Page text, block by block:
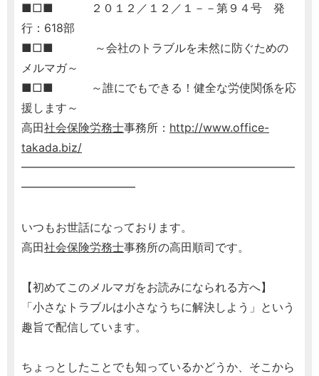
■□■ ２０１２／１２／１－－第９４号 発
行：618部
■□■ ～会社のトラブルを未然に防ぐための
メルマガ～
■□■ ～誰にでもできる！健全な労使関係を応
援します～
高田社会保険労務士事務所： http://www.office-
takada.biz/
━━━━━━━━━━━━━━━━━━━━━━━━
━━━━━━━━━━
いつもお世話になっております。
高田社会保険労務士事務所の高田順司です。
【初めてこのメルマガをお読みになられる方へ】
「小さなトラブルは小さなうちに解決しよう」という
趣旨で配信しています。
ちょっとしたことでも知っているかどうか、そこから